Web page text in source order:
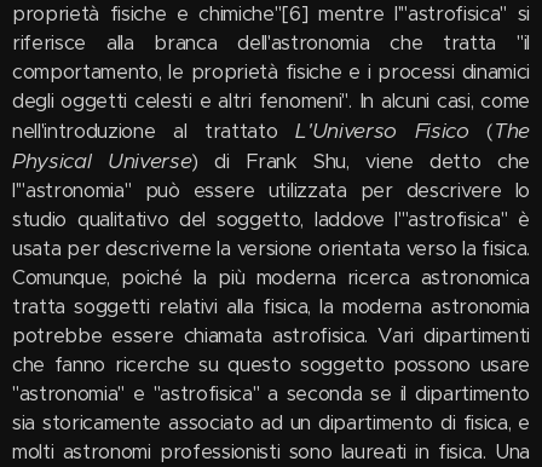
proprietà fisiche e chimiche"[6] mentre l'"astrofisica" si
riferisce alla branca dell'astronomia che tratta "il
comportamento, le proprietà fisiche e i processi dinamici
degli oggetti celesti e altri fenomeni". In alcuni casi, come
nell'introduzione al trattatoL'Universo Fisico (The
Physical Universe) di Frank Shu, viene detto che
l'"astronomia" può essere utilizzata per descrivere lo
studio qualitativo del soggetto, laddove l'"astrofisica" è
usata per descriverne la versione orientata verso la fisica.
Comunque, poiché la più moderna ricerca astronomica
tratta soggetti relativi alla fisica, la moderna astronomia
potrebbe essere chiamata astrofisica. Vari dipartimenti
che fanno ricerche su questo soggetto possono usare
"astronomia" e "astrofisica" a seconda se il dipartimento
sia storicamente associato ad un dipartimento di fisica, e
molti astronomi professionisti sono laureati in fisica. Una